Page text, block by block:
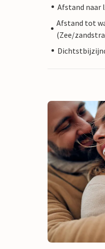
Afstand naar
Afstand tot
(Zee/